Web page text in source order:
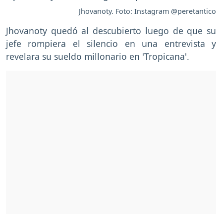
Jhovanoty. Foto: Instagram @peretantico
Jhovanoty quedó al descubierto luego de que su
jefe rompiera el silencio en una entrevista y
revelara su sueldo millonario en 'Tropicana'.